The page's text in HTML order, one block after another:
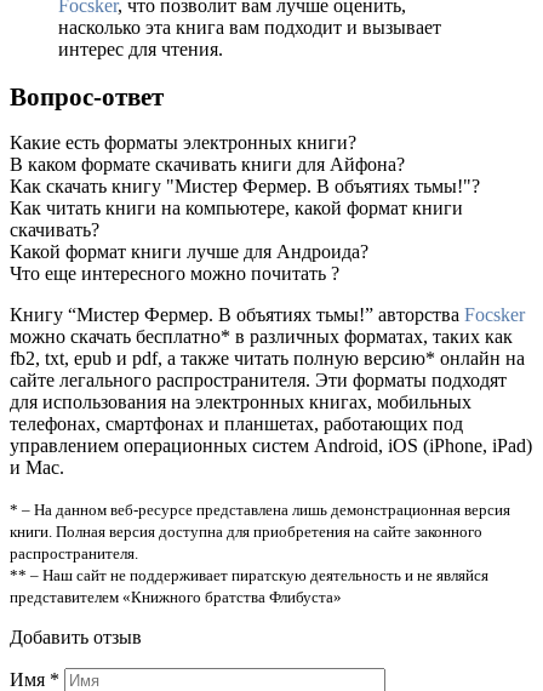
Focsker, что позволит вам лучше оценить,
насколько эта книга вам подходит и вызывает
интерес для чтения.
Вопрос-ответ
Какие есть форматы электронных книги?
В каком формате скачивать книги для Айфона?
Как скачать книгу "Мистер Фермер. В объятиях тьмы!"?
Как читать книги на компьютере, какой формат книги
скачивать?
Какой формат книги лучше для Андроида?
Что еще интересного можно почитать ?
Книгу “Мистер Фермер. В объятиях тьмы!” авторства Focsker
можно скачать бесплатно* в различных форматах, таких как
fb2, txt, epub и pdf, а также читать полную версию* онлайн на
сайте легального распространителя. Эти форматы подходят
для использования на электронных книгах, мобильных
телефонах, смартфонах и планшетах, работающих под
управлением операционных систем Android, iOS (iPhone, iPad)
и Mac.
* – На данном веб-ресурсе представлена лишь демонстрационная версия
книги. Полная версия доступна для приобретения на сайте законного
распространителя.
** – Наш сайт не поддерживает пиратскую деятельность и не являйся
представителем «Книжного братства Флибуста»
Добавить отзыв
Имя *